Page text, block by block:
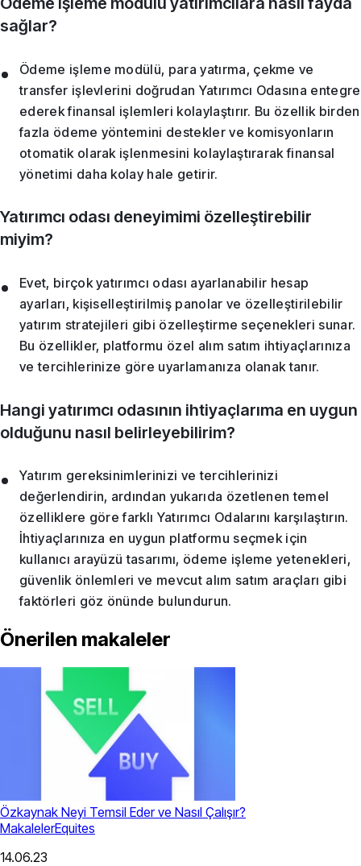
sağlar?
Ödeme işleme modülü, para yatırma, çekme ve
transfer işlevlerini doğrudan Yatırımcı Odasına entegre
ederek finansal işlemleri kolaylaştırır. Bu özellik birden
fazla ödeme yöntemini destekler ve komisyonların
otomatik olarak işlenmesini kolaylaştırarak finansal
yönetimi daha kolay hale getirir.
Yatırımcı odası deneyimimi özelleştirebilir
miyim?
Evet, birçok yatırımcı odası ayarlanabilir hesap
ayarları, kişiselleştirilmiş panolar ve özelleştirilebilir
yatırım stratejileri gibi özelleştirme seçenekleri sunar.
Bu özellikler, platformu özel alım satım ihtiyaçlarınıza
ve tercihlerinize göre uyarlamanıza olanak tanır.
Hangi yatırımcı odasının ihtiyaçlarıma en uygun
olduğunu nasıl belirleyebilirim?
Yatırım gereksinimlerinizi ve tercihlerinizi
değerlendirin, ardından yukarıda özetlenen temel
özelliklere göre farklı Yatırımcı Odalarını karşılaştırın.
İhtiyaçlarınıza en uygun platformu seçmek için
kullanıcı arayüzü tasarımı, ödeme işleme yetenekleri,
güvenlik önlemleri ve mevcut alım satım araçları gibi
faktörleri göz önünde bulundurun.
Önerilen makaleler
Özkaynak Neyi Temsil Eder ve Nasıl Çalışır?
MakalelerEquites
14.06.23